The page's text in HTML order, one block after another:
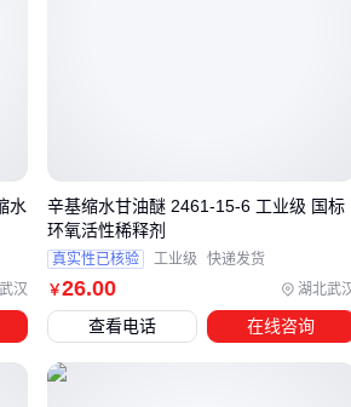
的情况，可以考虑与环氧树脂稀释剂
度、固化速度和环保要求，再匹配对应
油醚时需要考虑哪些配套材料？
汉
水
￥26.00 湖北武
辛基缩水甘油醚 2461-15-6 工业级 国标
环氧活性稀释剂
真实性已核验 工业级 快递发货
查看电话 在线咨询